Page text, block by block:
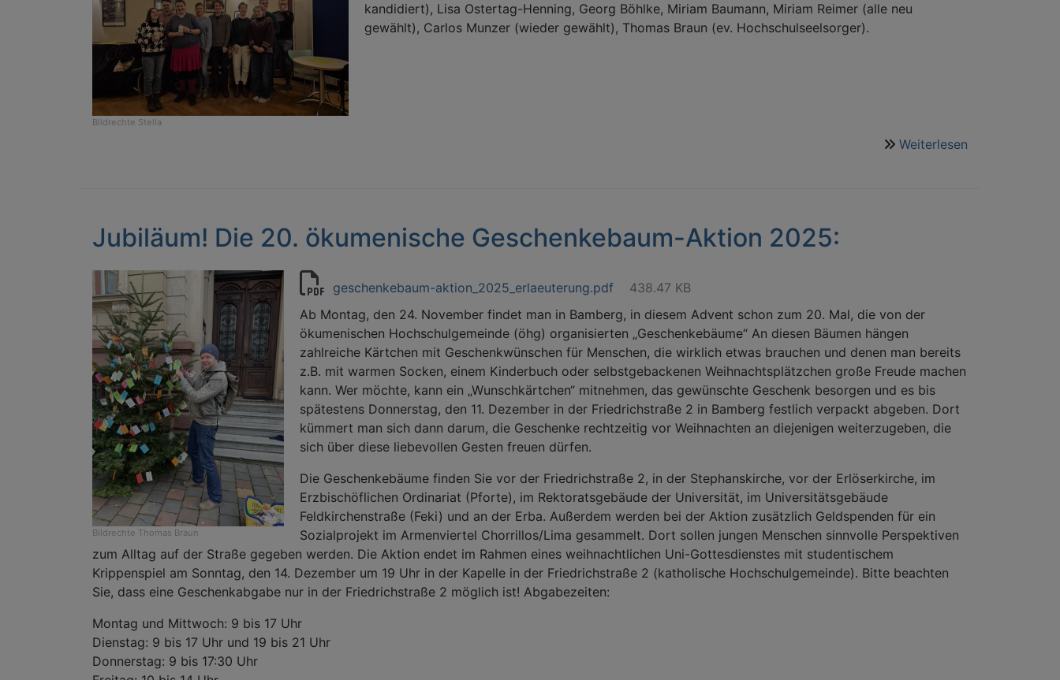
Bildrechte Stella
kandidiert), Lisa Ostertag-Henning, Georg Böhlke, Miriam Baumann, Miriam Reimer (alle neu
gewählt), Carlos Munzer (wieder gewählt), Thomas Braun (ev. Hochschulseelsorger).
Weiterlesen
Jubiläum! Die 20. ökumenische Geschenkebaum-Aktion 2025:
Bildrechte Thomas Braun
geschenkebaum-aktion_2025_erlaeuterung.pdf
438.47 KB
Ab Montag, den 24. November findet man in Bamberg, in diesem Advent schon zum 20. Mal, die von der
ökumenischen Hochschulgemeinde (öhg) organisierten „Geschenkebäume“ An diesen Bäumen hängen
zahlreiche Kärtchen mit Geschenkwünschen für Menschen, die wirklich etwas brauchen und denen man bereits
z.B. mit warmen Socken, einem Kinderbuch oder selbstgebackenen Weihnachtsplätzchen große Freude machen
kann. Wer möchte, kann ein „Wunschkärtchen“ mitnehmen, das gewünschte Geschenk besorgen und es bis
spätestens Donnerstag, den 11. Dezember in der Friedrichstraße 2 in Bamberg festlich verpackt abgeben. Dort
kümmert man sich dann darum, die Geschenke rechtzeitig vor Weihnachten an diejenigen weiterzugeben, die
sich über diese liebevollen Gesten freuen dürfen.
Die Geschenkebäume finden Sie vor der Friedrichstraße 2, in der Stephanskirche, vor der Erlöserkirche, im
Erzbischöflichen Ordinariat (Pforte), im Rektoratsgebäude der Universität, im Universitätsgebäude
Feldkirchenstraße (Feki) und an der Erba. Außerdem werden bei der Aktion zusätzlich Geldspenden für ein
Sozialprojekt im Armenviertel Chorrillos/Lima gesammelt. Dort sollen jungen Menschen sinnvolle Perspektiven
zum Alltag auf der Straße gegeben werden. Die Aktion endet im Rahmen eines weihnachtlichen Uni-Gottesdienstes mit studentischem
Krippenspiel am Sonntag, den 14. Dezember um 19 Uhr in der Kapelle in der Friedrichstraße 2 (katholische Hochschulgemeinde). Bitte beachten
Sie, dass eine Geschenkabgabe nur in der Friedrichstraße 2 möglich ist! Abgabezeiten:
Montag und Mittwoch: 9 bis 17 Uhr
Dienstag: 9 bis 17 Uhr und 19 bis 21 Uhr
Donnerstag: 9 bis 17:30 Uhr